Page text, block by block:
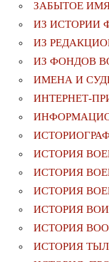
ЗАБЫТОЕ
ИЗ ИСТОРИИ
ИЗ
ИЗ ФОНДОВ
ИМЕНА И
ИНТЕРНЕТ-
ИСТОРИЯ
ИСТОРИЯ
ИСТОРИЯ
ИСТОРИЯ
ИСТОРИЯ
ИСТОРИЯ